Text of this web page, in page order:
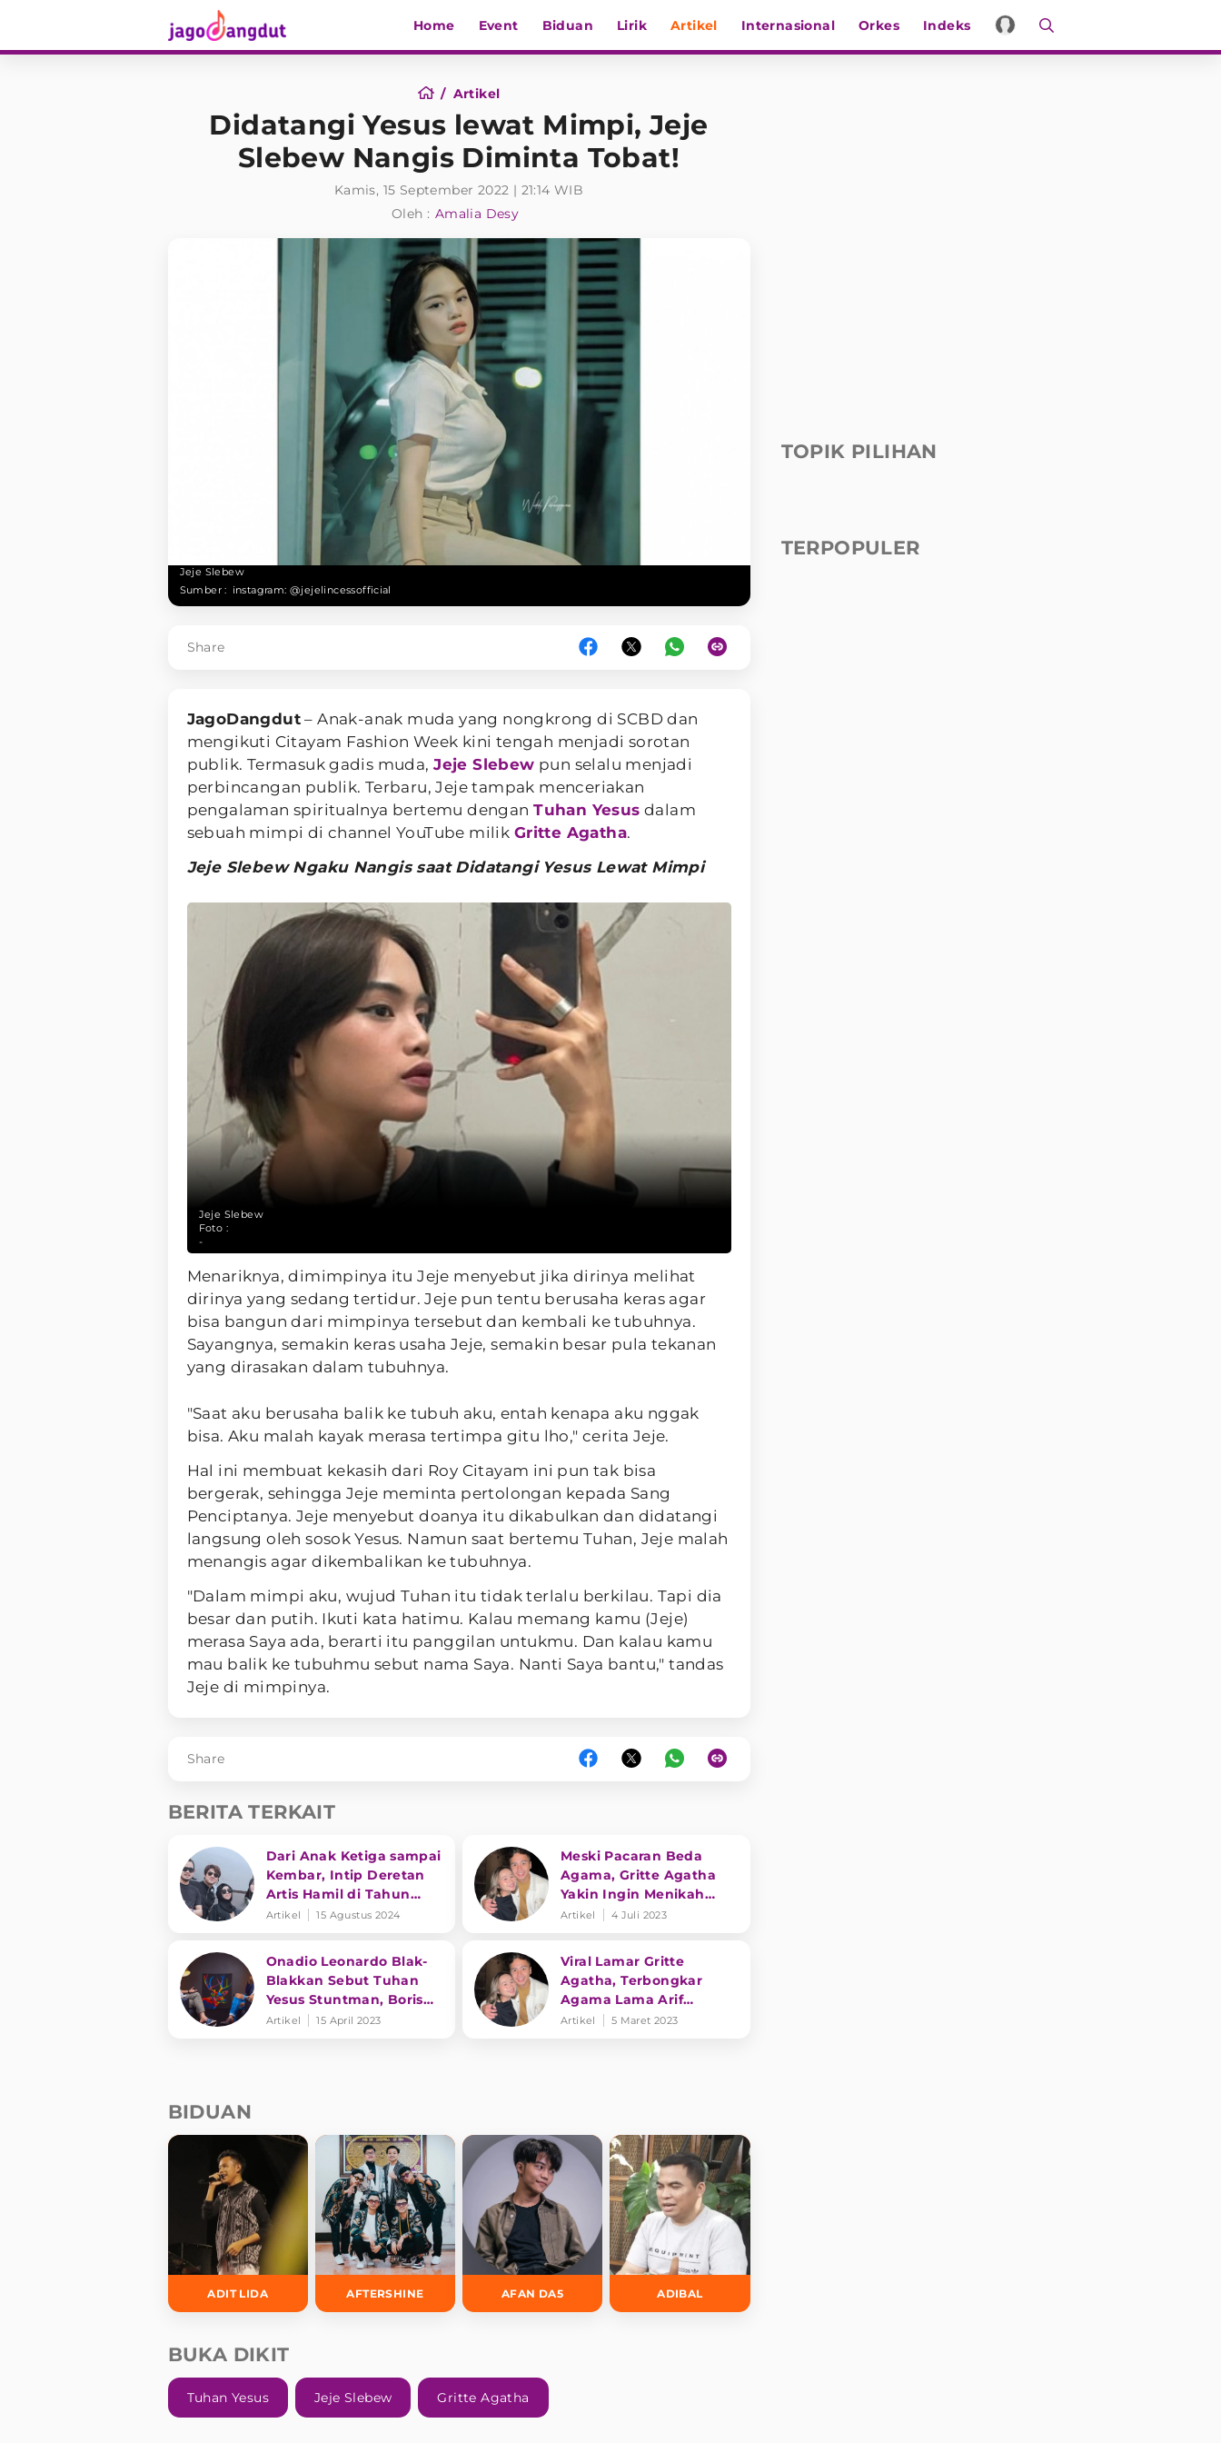
Home Event Biduan Lirik Artikel Internasional Orkes Indeks
Artikel
Didatangi Yesus lewat Mimpi, Jeje
Slebew Nangis Diminta Tobat!
Kamis, 15 September 2022 | 21:14 WIB
Oleh : Amalia Desy
Jeje Slebew
Sumber : instagram: @jejelincessofficial
Share
JagoDangdut– Anak-anak muda yang nongkrong di SCBD dan
mengikuti Citayam Fashion Week kini tengah menjadi sorotan
publik. Termasuk gadis muda,Jeje Slebew pun selalu menjadi
perbincangan publik. Terbaru, Jeje tampak menceriakan
pengalaman spiritualnya bertemu denganTuhan Yesus dalam
sebuah mimpi di channel YouTube milik Gritte Agatha.
Jeje Slebew Ngaku Nangis saat Didatangi Yesus Lewat Mimpi
Jeje Slebew
Foto :
-
Menariknya, dimimpinya itu Jeje menyebut jika dirinya melihat
dirinya yang sedang tertidur. Jeje pun tentu berusaha keras agar
bisa bangun dari mimpinya tersebut dan kembali ke tubuhnya.
Sayangnya, semakin keras usaha Jeje, semakin besar pula tekanan
yang dirasakan dalam tubuhnya.
"Saat aku berusaha balik ke tubuh aku, entah kenapa aku nggak
bisa. Aku malah kayak merasa tertimpa gitu lho," cerita Jeje.
Hal ini membuat kekasih dari Roy Citayam ini pun tak bisa
bergerak, sehingga Jeje meminta pertolongan kepada Sang
Penciptanya. Jeje menyebut doanya itu dikabulkan dan didatangi
langsung oleh sosok Yesus. Namun saat bertemu Tuhan, Jeje malah
menangis agar dikembalikan ke tubuhnya.
"Dalam mimpi aku, wujud Tuhan itu tidak terlalu berkilau. Tapi dia
besar dan putih. Ikuti kata hatimu. Kalau memang kamu (Jeje)
merasa Saya ada, berarti itu panggilan untukmu. Dan kalau kamu
mau balik ke tubuhmu sebut nama Saya. Nanti Saya bantu," tandas
Jeje di mimpinya.
Share
BERITA TERKAIT
Dari Anak Ketiga sampai
Kembar, Intip Deretan
Artis Hamil di Tahun
2024
Artikel 15 Agustus 2024
Meski Pacaran Beda
Agama, Gritte Agatha
Yakin Ingin Menikah
Dengan Gelar Intimate
Artikel 4 Juli 2023
Onadio Leonardo Blak-
Blakkan Sebut Tuhan
Yesus Stuntman, Boris
Bokir: MasyaAllah
Artikel 15 April 2023
Viral Lamar Gritte
Agatha, Terbongkar
Agama Lama Arif
Hidayat Sebelum Peluk
Artikel 5 Maret 2023
BIDUAN
ADIT LIDA AFTERSHINE AFAN DA5 ADIBAL
BUKA DIKIT
Tuhan Yesus Jeje Slebew Gritte Agatha
TOPIK PILIHAN
TERPOPULER